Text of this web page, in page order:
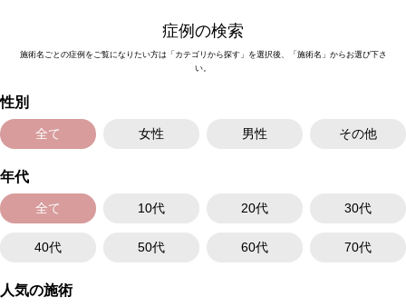
あと）、創部の陥凹（へこみ）などの合併症が報告されています。
オプション：笑気麻酔 3,300円(税込)
症例の検索
施術名ごとの症例をご覧になりたい方は「カテゴリから探す」を選択後、「施術名」からお選び下さ
い。
性別
全て 女性 男性 その他
年代
全て 10代 20代 30代
40代 50代 60代 70代
人気の施術